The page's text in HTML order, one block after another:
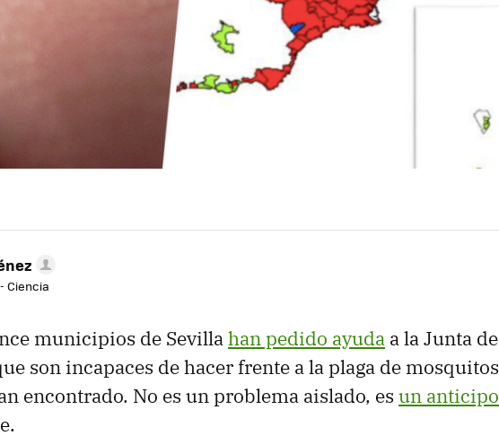
Ciencia
municipios de Sevillahan pedido ayuda a la Junta de
son incapaces de hacer frente a la plaga de mosquitos
encontrado. No es un problema aislado, es un anticipo